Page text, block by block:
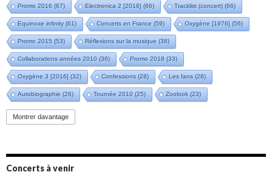
Promo 2016 (67) Electronica 2 [2016] (66) Tracklist (concert) (66)
Equinoxe infinity(61) Concerts en France (59) Oxygène [1976] (56)
Promo 2015 (53) Réflexions sur la musique (38)
Collaborations années 2010 (36) Promo 2018 (33)
Oxygène 3 [2016] (32) Confessions (28) Les fans (28)
Autobiographie (26) Tournée 2010 (25) Zoolook (23)
Promo 2019(23)
Groupe de Recherche Musicale
Montrer davantage
Concerts à venir